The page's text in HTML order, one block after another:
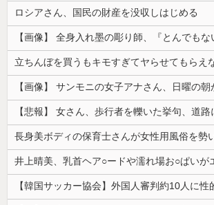
ロシアさん、国民の財産を没収しはじめる